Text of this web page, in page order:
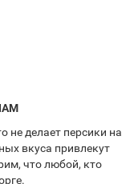
не делает персики на
вкуса привлекут
что любой, кто